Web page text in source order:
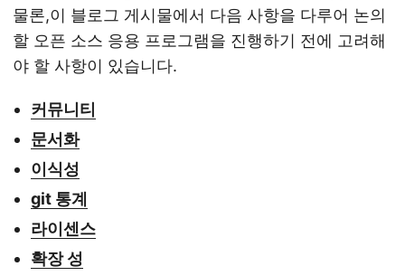
물론,이 블로그 게시물에서 다음 사항을 다루어 논의
할 오픈 소스 응용 프로그램을 진행하기 전에 고려해
야 할 사항이 있습니다.
커뮤니티
문서화
이식성
git 통계
라이센스
확장 성